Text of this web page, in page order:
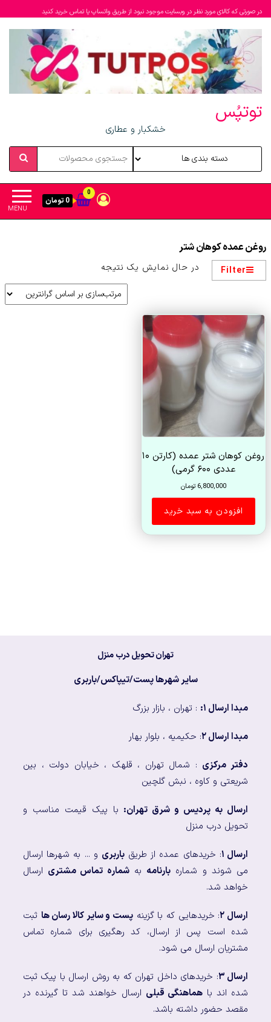
در صورتی که کالای مورد نظر در وبسایت موجود نبود از طریق واتساپ یا تماس خرید کنید
توتپُس
خشکبار و عطاری
MENU
0
0 تومان
روغن عمده کوهان شتر
Filter در حال نمایش یک نتیجه
روغن کوهان شتر عمده (کارتن ۱۰
عددی ۶۰۰ گرمی)
6,800,000 تومان
افزودن به سبد خرید
تهران تحویل درب منزل
سایر شهرها پست/تیپاکس/باربری
مبدا ارسال ۱: : تهران ، بازار بزرگ
مبدا ارسال ۲ : حکیمیه ، بلوار بهار
دفتر مرکزی : شمال تهران ، قلهک ، خیابان دولت ، بین
شریعتی و کاوه ، نبش گلچین
ارسال به پردیس و شرق تهران: با پیک قیمت مناسب و
تحویل درب منزل
ارسال ۱ : خریدهای عمده از طریقباربری و ... به شهرها ارسال
می شوند و شماره بارنامه بهشماره تماس مشتری ارسال
خواهد شد.
ارسال ۲ : خریدهایی که با گزینه پست و سایر کالا رسان ها ثبت
شده است پس از ارسال، کد رهگیری برای شماره تماس
مشتریان ارسال می شود.
ارسال ۳
: خریدهای داخل تهران که به روش ارسال با پیک ثبت
شده اند باهماهنگی قبلی ارسال خواهند شد تا گیرنده در
مقصد حضور داشته باشد.